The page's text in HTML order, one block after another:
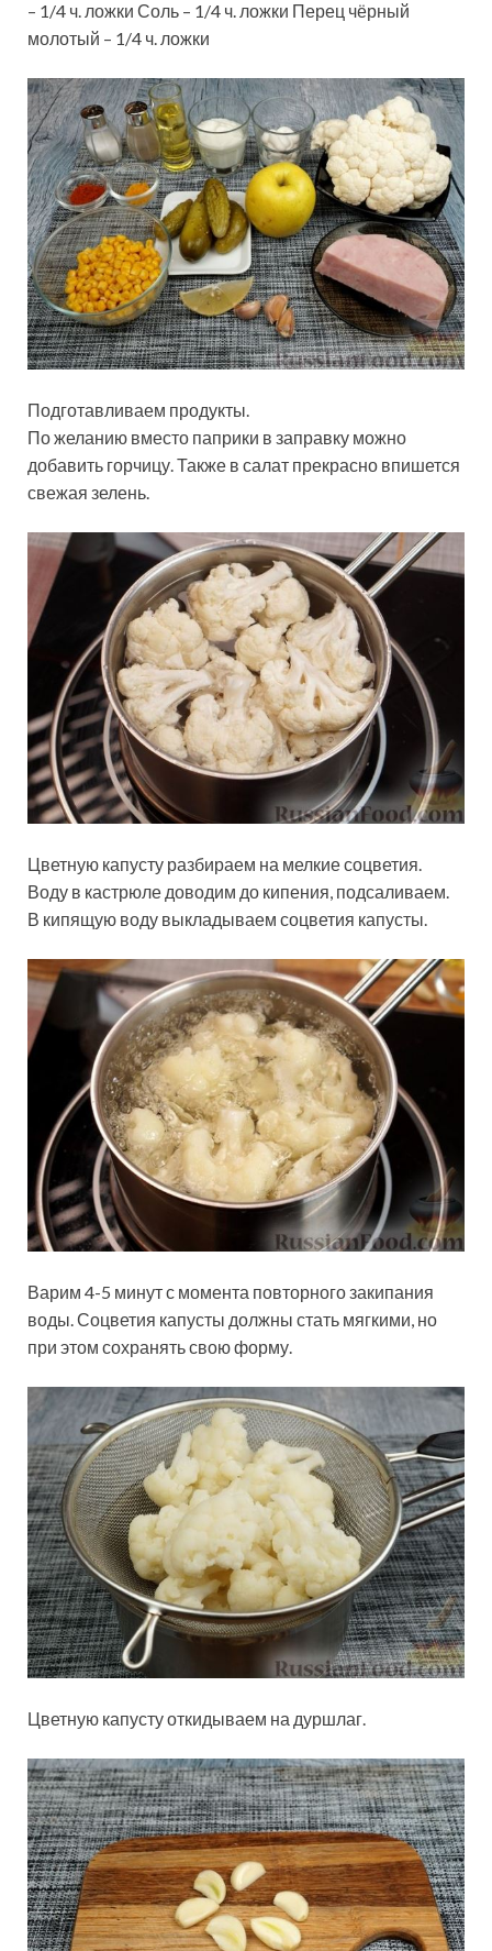
– 1/4 ч. ложки Соль – 1/4 ч. ложки Перец чёрный
молотый – 1/4 ч. ложки
Подготавливаем продукты.
По желанию вместо паприки в заправку можно
добавить горчицу. Также в салат прекрасно впишется
свежая зелень.
Цветную капусту разбираем на мелкие соцветия.
Воду в кастрюле доводим до кипения, подсаливаем.
В кипящую воду выкладываем соцветия капусты.
Варим 4-5 минут с момента повторного закипания
воды. Соцветия капусты должны стать мягкими, но
при этом сохранять свою форму.
Цветную капусту откидываем на дуршлаг.